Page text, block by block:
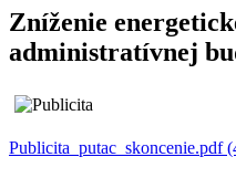
Zníženie
administratívnej
Publicita_putac_skoncenie.pdf